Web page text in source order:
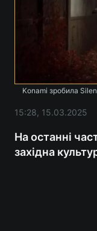
Konami зробила
15:28, 15.03.2025
На останні
західна